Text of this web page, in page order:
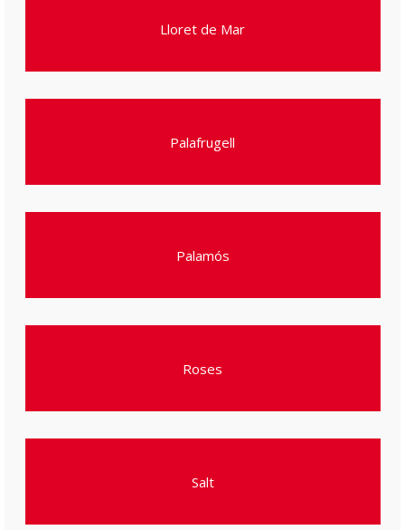
Lloret de Mar
Palafrugell
Palamós
Roses
Salt